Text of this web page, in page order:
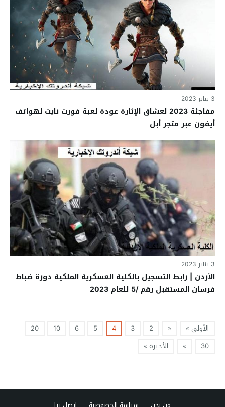
3 يناير 2023
مفاجئة 2023 لعشاق الإثارة عودة لعبة فورت نايت لهواتف
أيفون عبر متجر أبل
3 يناير 2023
الأردن | رابط التسجيل بالكلية العسكرية الملكية دورة ضباط
فرسان المستقبل رقم /5 للعام 2023
الأولى » «
2
3
4
5
6
10
20
30
» الأخيرة »